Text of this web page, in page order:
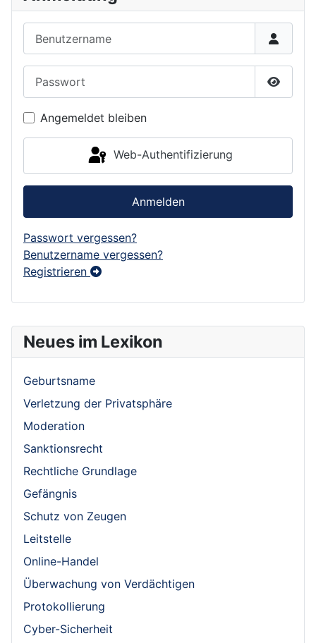
Neues im Lexikon
Geburtsname
Verletzung der Privatsphäre
Moderation
Sanktionsrecht
Rechtliche Grundlage
Gefängnis
Schutz von Zeugen
Leitstelle
Online-Handel
Überwachung von Verdächtigen
Protokollierung
Cyber-Sicherheit
Angemeldet bleiben
Web-Authentifizierung
Anmelden
Passwort vergessen?
Benutzername vergessen?
Registrieren